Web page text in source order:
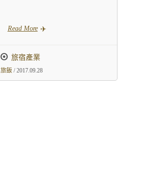
Read More
旅宿產業
旅飯 / 2017.09.28